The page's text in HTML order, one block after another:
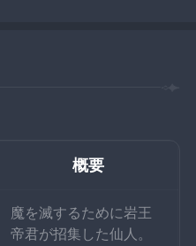
概要
魔を滅するために岩王
帝君が招集した仙人。